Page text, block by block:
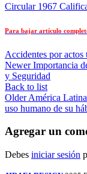
Circular 1967
Para bajar artículo
Accidentes por actos
Newer Importancia
y Seguridad
Back to list
Older América
uso humano de su
Agregar un
Debes iniciar sesión